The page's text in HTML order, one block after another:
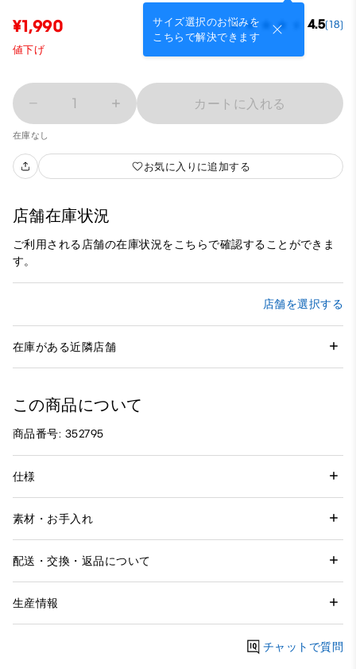
サイズ選択のお悩みを
こちらで解決できます
¥1,990 4.5(18)
値下げ
1 カートに入れる
在庫なし
お気に入りに追加する
店舗在庫状況
ご利用される店舗の在庫状況をこちらで確認することができま
す。
店舗を選択する
在庫がある近隣店舗
この商品について
商品番号: 352795
仕様
素材・お手入れ
配送・交換・返品について
生産情報
チャットで質問